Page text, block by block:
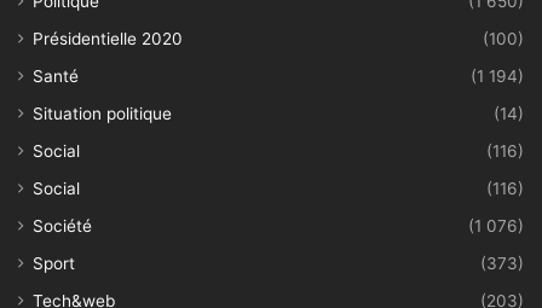
Présidentielle 2020
(100)
Santé
(1 194)
Situation politique
(14)
Social
(116)
Social
(116)
Société
(1 076)
Sport
(373)
Tech&web
(203)